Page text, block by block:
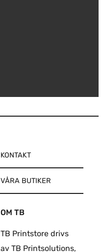
KONTAKT
VÅRA BUTIKER
OM TB
TB Printstore drivs
av TB Printsolutions,